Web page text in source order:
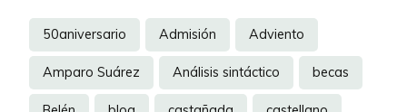
50aniversario Admisión Adviento
Amparo Suárez Análisis sintáctico becas